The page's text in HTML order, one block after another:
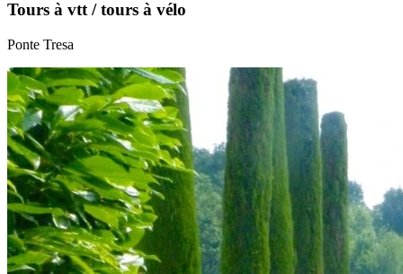
Tours à vtt / tours à vélo
Ponte Tresa